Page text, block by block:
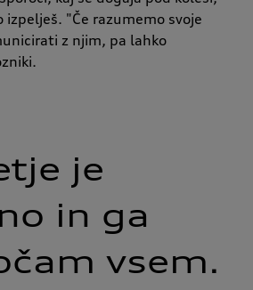
izpelješ. "Če razumemo svoje
z njim, pa lahko
je
in ga
vsem.